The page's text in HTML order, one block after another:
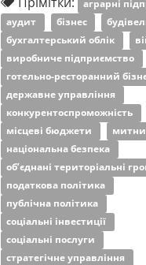
аграрні
аудит
бізнес
бухгалтерський облік
виробниче підприємство
готельно-ресторанний
державне управління
конкурентоспроможність
місцеві бюджети
національна безпека
об’єднані територіальні
податкова політика
публічна політика
соціальні інвестиції
соціальні послуги
стратегічне управління